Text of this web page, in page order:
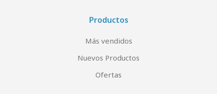
Productos
Más vendidos
Nuevos Productos
Ofertas